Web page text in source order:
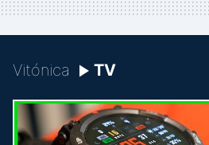
Vitónica TV